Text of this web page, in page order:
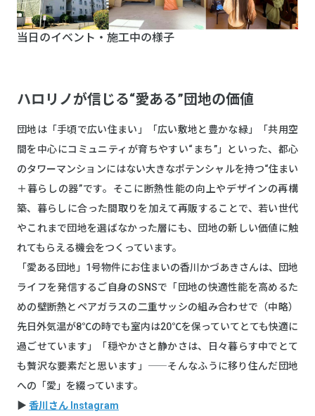
当日のイベント・施工中の様子
ハロリノが信じる“愛ある”団地の価値
団地は「手頃で広い住まい」「広い敷地と豊かな緑」「共用空
間を中心にコミュニティが育ちやすい“まち”」といった、都心
のタワーマンションにはない大きなポテンシャルを持つ“住まい
＋暮らしの器”です。そこに断熱性能の向上やデザインの再構
築、暮らしに合った間取りを加えて再販することで、若い世代
やこれまで団地を選ばなかった層にも、団地の新しい価値に触
れてもらえる機会をつくっています。
「愛ある団地」1号物件にお住まいの香川かづあきさんは、団地
ライフを発信するご自身のSNSで「団地の快適性能を高めるた
めの壁断熱とペアガラスの二重サッシの組み合わせで（中略）
先日外気温が8℃の時でも室内は20℃を保っていてとても快適に
過ごせています」「穏やかさと静かさは、日々暮らす中でとて
も贅沢な要素だと思います」――そんなふうに移り住んだ団地
への「愛」を綴っています。
▶ 香川さん Instagram